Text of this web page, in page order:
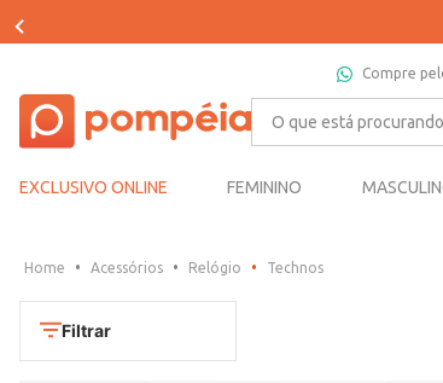
Compre
O que está
EXCLUSIVO ONLINE FEMININO
Acessórios Relógio Technos
Filtrar